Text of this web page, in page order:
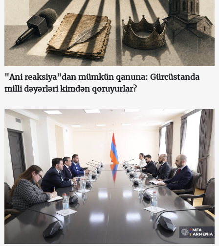
"Ani reaksiya"dan mümkün qanuna: Gürcüstanda
milli dəyərləri kimdən qoruyurlar?